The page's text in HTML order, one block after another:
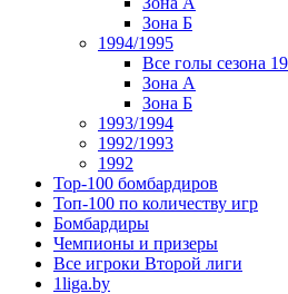
Зона Б
1994/1995
Все голы сезона
Зона А
Зона Б
1993/1994
1992/1993
1992
Top-100 бомбардиров
Топ-100 по количеству игр
Бомбардиры
Чемпионы и призеры
Все игроки Второй лиги
1liga.by